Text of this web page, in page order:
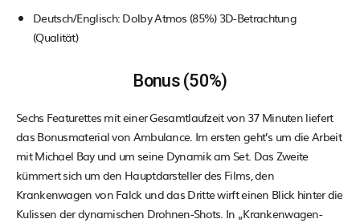
Deutsch/Englisch: Dolby Atmos (85%) 3D-Betrachtung
(Qualität)
Bonus (50%)
Sechs Featurettes mit einer Gesamtlaufzeit von 37 Minuten liefert
das Bonusmaterial von Ambulance. Im ersten geht’s um die Arbeit
mit Michael Bay und um seine Dynamik am Set. Das Zweite
kümmert sich um den Hauptdarsteller des Films, den
Krankenwagen von Falck und das Dritte wirft einen Blick hinter die
Kulissen der dynamischen Drohnen-Shots. In „Krankenwagen-